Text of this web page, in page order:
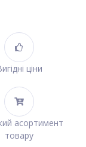
ціни
асортимент
товару